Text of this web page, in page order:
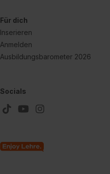
Für dich
Inserieren
Anmelden
Ausbildungsbarometer 2026
Socials